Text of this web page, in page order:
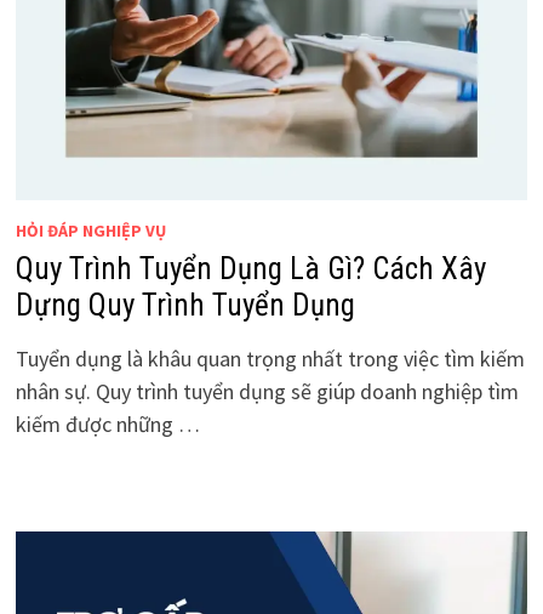
HỎI ĐÁP NGHIỆP VỤ
Quy Trình Tuyển Dụng Là Gì? Cách Xây
Dựng Quy Trình Tuyển Dụng
Tuyển dụng là khâu quan trọng nhất trong việc tìm kiếm
nhân sự. Quy trình tuyển dụng sẽ giúp doanh nghiệp tìm
kiếm được những …